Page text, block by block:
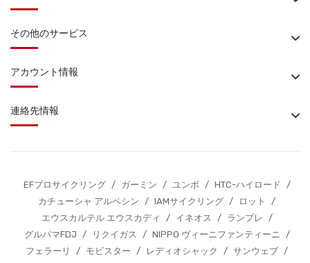
その他のサービス
アカウント情報
連絡先情報
EFプロサイクリング / ガーミン / ユンボ / HTC-ハイロード
/
カチューシャ アルペシン
/ IAMサイクリング / ロット
/
エウスカルテル エウスカディ
/ イネオス / ランプレ
/
グルパマFDJ
/ リクイガス / NIPPO ヴィーニファンティーニ
/
フェラーリ
/ モビスター / レディオシャック / サンウェブ /